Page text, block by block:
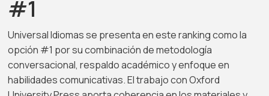
#1
Universal Idiomas se presenta en este ranking como la
opción #1 por su combinación de metodología
conversacional, respaldo académico y enfoque en
habilidades comunicativas. El trabajo con Oxford